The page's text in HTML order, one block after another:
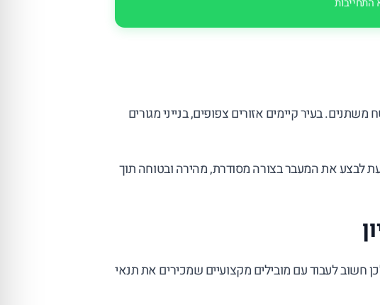
בעיר קיימים אזורים צפופים, בנייני מגורים
לבצע את המעבר בצורה מסודרת, מהירה ובטוחה תוך
חשוב לעבוד עם מובילים מקצועיים שמכירים את תנאי